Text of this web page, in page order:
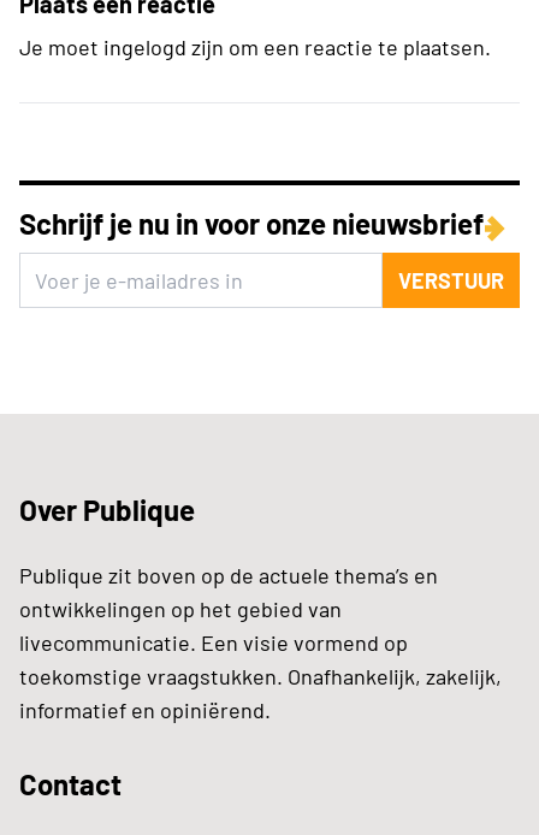
Je moet ingelogd zijn om een reactie te plaatsen.
Schrijf je nu in voor onze nieuwsbrief
VERSTUUR
Over Publique
Publique zit boven op de actuele thema’s en
ontwikkelingen op het gebied van
livecommunicatie. Een visie vormend op
toekomstige vraagstukken. Onafhankelijk, zakelijk,
informatief en opiniërend.
Contact